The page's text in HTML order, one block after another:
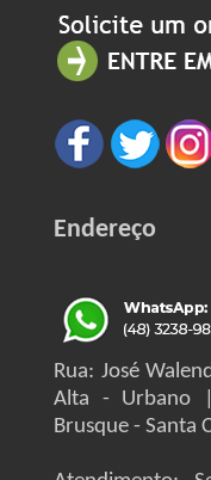
Endereço
Rua: José
Alta - Urbano |
Brusque - Santa